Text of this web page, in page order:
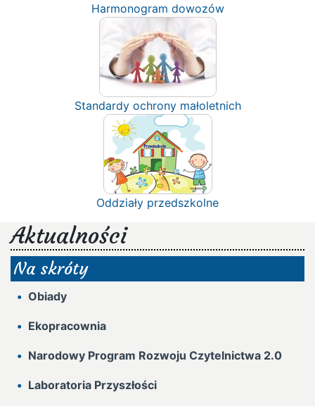
Harmonogram dowozów
Standardy ochrony małoletnich
Oddziały przedszkolne
Aktualności
Na skróty
Obiady
Ekopracownia
Narodowy Program Rozwoju Czytelnictwa 2.0
Laboratoria Przyszłości